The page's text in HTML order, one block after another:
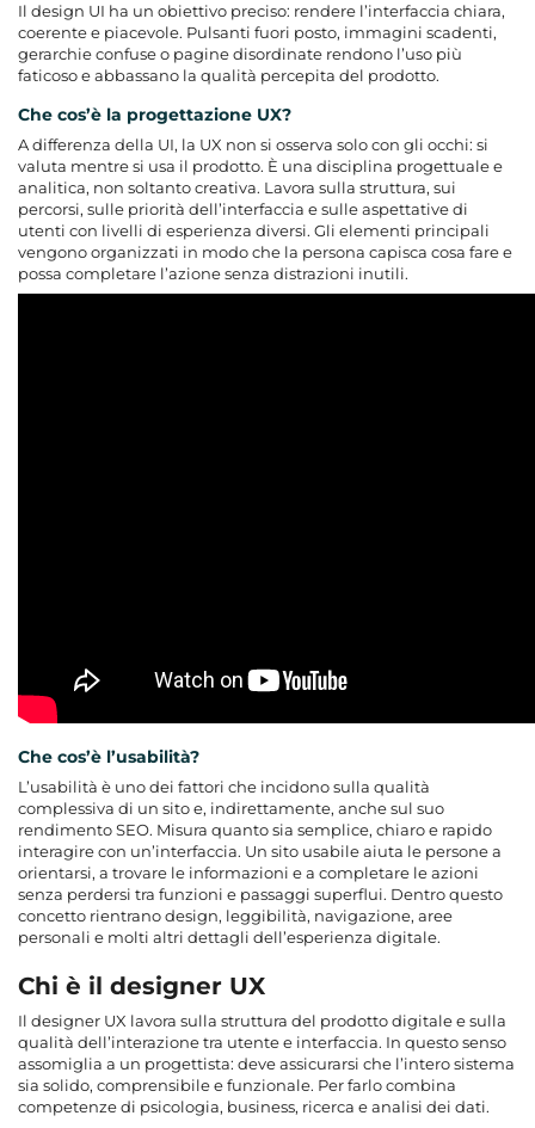
Il design UI ha un obiettivo preciso: rendere l’interfaccia chiara,
coerente e piacevole. Pulsanti fuori posto, immagini scadenti,
gerarchie confuse o pagine disordinate rendono l’uso più
faticoso e abbassano la qualità percepita del prodotto.
Che cos’è la progettazione UX?
A differenza della UI, la UX non si osserva solo con gli occhi: si
valuta mentre si usa il prodotto. È una disciplina progettuale e
analitica, non soltanto creativa. Lavora sulla struttura, sui
percorsi, sulle priorità dell’interfaccia e sulle aspettative di
utenti con livelli di esperienza diversi. Gli elementi principali
vengono organizzati in modo che la persona capisca cosa fare e
possa completare l’azione senza distrazioni inutili.
Che cos’è l’usabilità?
L’usabilità è uno dei fattori che incidono sulla qualità
complessiva di un sito e, indirettamente, anche sul suo
rendimento SEO. Misura quanto sia semplice, chiaro e rapido
interagire con un’interfaccia. Un sito usabile aiuta le persone a
orientarsi, a trovare le informazioni e a completare le azioni
senza perdersi tra funzioni e passaggi superflui. Dentro questo
concetto rientrano design, leggibilità, navigazione, aree
personali e molti altri dettagli dell’esperienza digitale.
Chi è il designer UX
Il designer UX lavora sulla struttura del prodotto digitale e sulla
qualità dell’interazione tra utente e interfaccia. In questo senso
assomiglia a un progettista: deve assicurarsi che l’intero sistema
sia solido, comprensibile e funzionale. Per farlo combina
competenze di psicologia, business, ricerca e analisi dei dati.